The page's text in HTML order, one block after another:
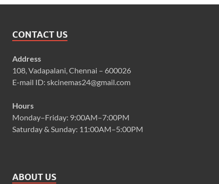
CONTACT US
Address
108, Vadapalani, Chennai – 600026
E-mail ID: skcinemas24@gmail.com
Hours
Monday–Friday: 9:00AM–7:00PM
Saturday & Sunday: 11:00AM–5:00PM
ABOUT US